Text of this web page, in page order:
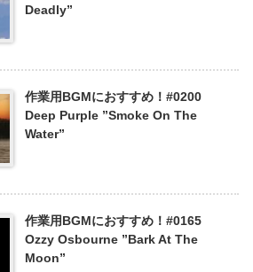
Deadly”
作業用BGMにおすすめ！#0200
Deep Purple ”Smoke On The
Water”
作業用BGMにおすすめ！#0165
Ozzy Osbourne ”Bark At The
Moon”